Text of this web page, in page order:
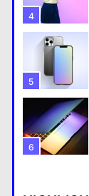
4
5
6
Fashion